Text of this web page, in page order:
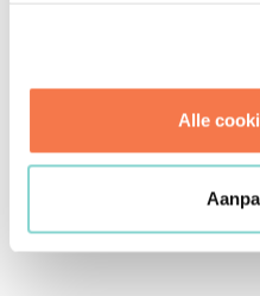
Alle
klanten is het fijn
is? Dan is ze het liefst
hockeyveld. Lekker